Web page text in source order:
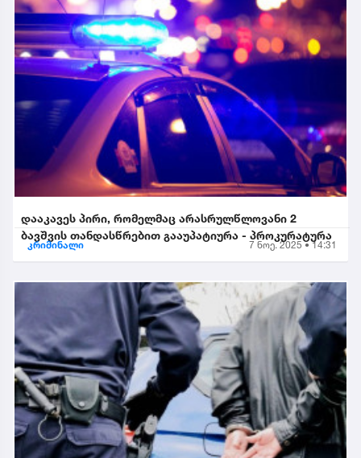
დააკავეს პირი, რომელმაც არასრულწლოვანი 2
ბავშვის თანდასწრებით გააუპატიურა - პროკურატურა
კრიმინალი 7 ნოე. 2025 • 14:31